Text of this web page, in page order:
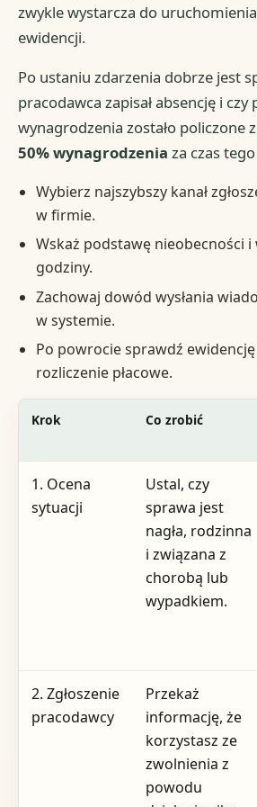
zwykle wystarcza do
ewidencji.
Po ustaniu zdarzenia dobrze jest
pracodawca zapisał absencję i czy
wynagrodzenia zostało policzone
50% wynagrodzenia za czas
Wybierz najszybszy kanał
w firmie.
Wskaż podstawę nieobecności
godziny.
Zachowaj dowód wysłania
w systemie.
Po powrocie sprawdź
rozliczenie płacowe.
Krok Co zrobić
1. Ocena
sytuacji
Ustal, czy
sprawa jest
nagła, rodzinna
i związana z
chorobą lub
wypadkiem.
2. Zgłoszenie
pracodawcy
Przekaż
informację, że
korzystasz ze
zwolnienia z
powodu